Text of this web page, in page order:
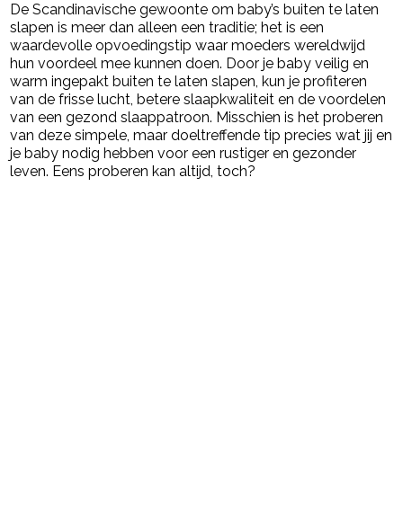
De Scandinavische gewoonte om baby’s buiten te laten
slapen is meer dan alleen een traditie; het is een
waardevolle opvoedingstip waar moeders wereldwijd
hun voordeel mee kunnen doen. Door je baby veilig en
warm ingepakt buiten te laten slapen, kun je profiteren
van de frisse lucht, betere slaapkwaliteit en de voordelen
van een gezond slaappatroon. Misschien is het proberen
van deze simpele, maar doeltreffende tip precies wat jij en
je baby nodig hebben voor een rustiger en gezonder
leven. Eens proberen kan altijd, toch?